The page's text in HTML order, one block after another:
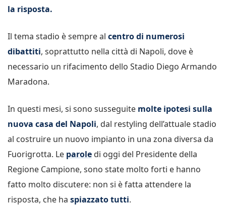
la risposta.
Il tema stadio è sempre al centro di numerosi
dibattiti, soprattutto nella città di Napoli, dove è
necessario un rifacimento dello Stadio Diego Armando
Maradona.
In questi mesi, si sono susseguite molte ipotesi sulla
nuova casa del Napoli, dal restyling dell’attuale stadio
al costruire un nuovo impianto in una zona diversa da
Fuorigrotta. Le parole di oggi del Presidente della
Regione Campione, sono state molto forti e hanno
fatto molto discutere: non si è fatta attendere la
risposta, che ha spiazzato tutti.